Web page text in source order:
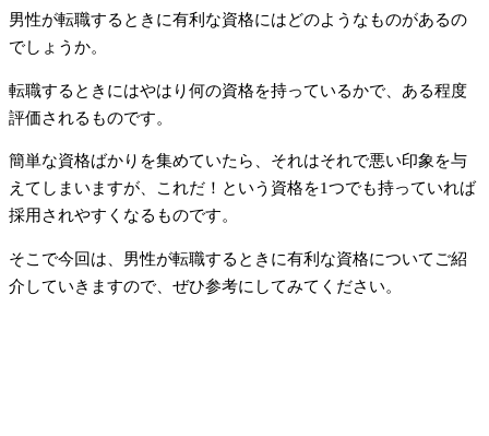
男性が転職するときに有利な資格にはどのようなものがあるの
でしょうか。
転職するときにはやはり何の資格を持っているかで、ある程度
評価されるものです。
簡単な資格ばかりを集めていたら、それはそれで悪い印象を与
えてしまいますが、これだ！という資格を1つでも持っていれば
採用されやすくなるものです。
そこで今回は、男性が転職するときに有利な資格についてご紹
介していきますので、ぜひ参考にしてみてください。